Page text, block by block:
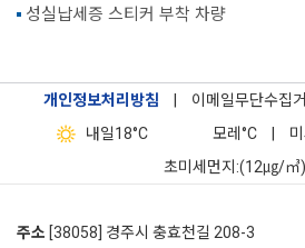
성실납세증 스티커 부착 차량
개인정보처리방침 이메일무단수집
내일18°C 모레 °C
초미세먼지:(12㎍/㎥
주소 [38058] 경주시 충효천길 208-3